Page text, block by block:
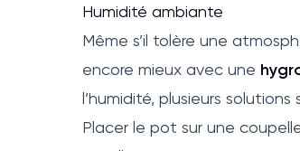
Humidité ambiante
Même s’il tolère une
encore mieux avec une
l’humidité, plusieurs solutions
Placer le pot sur une